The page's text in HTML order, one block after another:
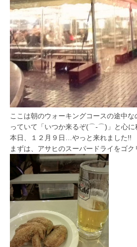
ここは朝のウォーキングコースの途中
っていて「いつか来るぞ(⌒‐⌒)」と心に
本日、１２月９日…やっと来れました!!
まずは、アサヒのスーパードライをゴク